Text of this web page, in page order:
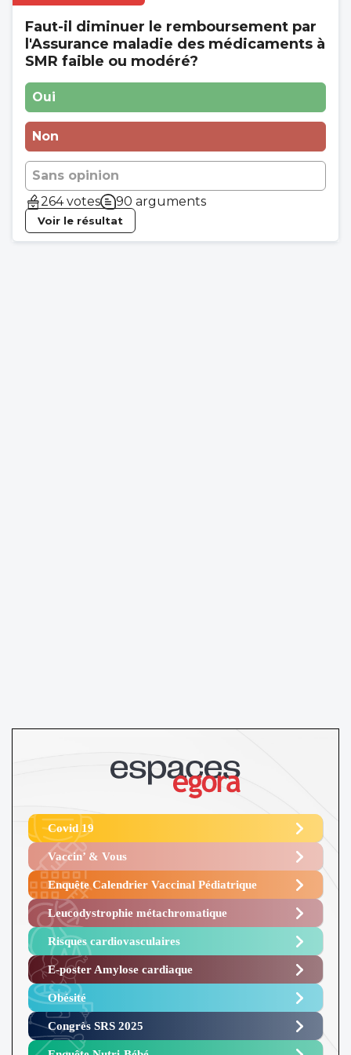
Faut-il diminuer le remboursement par
l'Assurance maladie des médicaments à
SMR faible ou modéré?
Oui
Non
Sans opinion
264 votes
90 arguments
Voir le résultat
Covid 19
Vaccin’ & Vous
Enquête Calendrier Vaccinal Pédiatrique
Leucodystrophie métachromatique
Risques cardiovasculaires
E-poster Amylose cardiaque ​
Obésité ​
Congrès SRS 2025 ​